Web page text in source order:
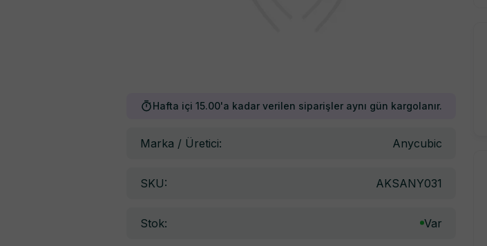
Hafta içi 15.00'a kadar verilen siparişler aynı gün kargolanır.
Marka / Üretici: Anycubic
SKU: AKSANY031
Stok: Var